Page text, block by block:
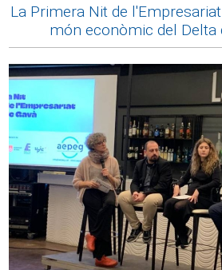
La Primera Nit de
món econòmic del Delta